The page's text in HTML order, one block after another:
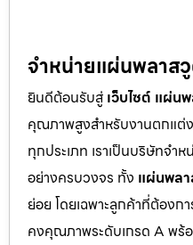
จำหน่ายแผ่นพลาส
ยินดีต้อนรับสู่ เว็บไซต์ แผ่น
คุณภาพสูงสำหรับงานตกแต่
ทุกประเภท เราเป็นบริษัทจำ
อย่างครบวงจร ทั้ง แผ่นพล
ย่อย โดยเฉพาะลูกค้าที่ต้องก
คงคุณภาพระดับเกรด A พร้